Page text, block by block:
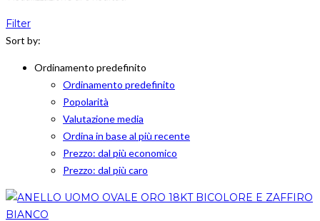
Filter
Sort by:
Ordinamento predefinito
Ordinamento predefinito
Popolarità
Valutazione media
Ordina in base al più recente
Prezzo: dal più economico
Prezzo: dal più caro